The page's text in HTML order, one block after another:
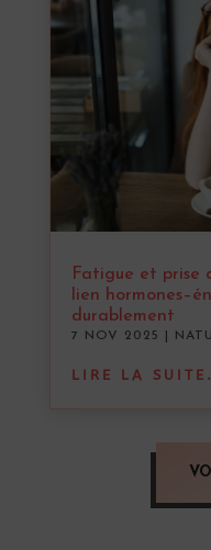
Fatigue et prise
lien
durablement
7 NOV 2025
LIRE LA